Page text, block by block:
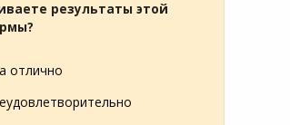
результаты этой
отлично